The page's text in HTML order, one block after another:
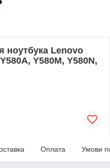
ноутбука Lenovo
Y580M, Y580N,
Оплата Умови